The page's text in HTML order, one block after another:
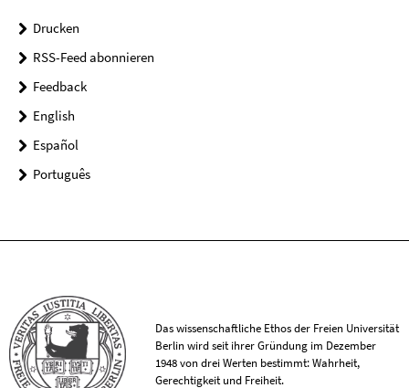
Drucken
RSS-Feed abonnieren
Feedback
English
Español
Português
Das wissenschaftliche Ethos der Freien Universität
Berlin wird seit ihrer Gründung im Dezember
1948 von drei Werten bestimmt: Wahrheit,
Gerechtigkeit und Freiheit.